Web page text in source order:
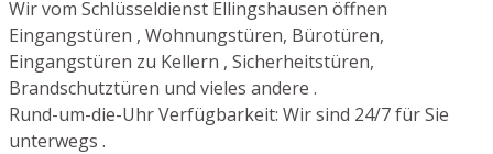
Wir vom Schlüsseldienst Ellingshausen öffnen
Eingangstüren , Wohnungstüren, Bürotüren,
Eingangstüren zu Kellern , Sicherheitstüren,
Brandschutztüren und vieles andere .
Rund-um-die-Uhr Verfügbarkeit: Wir sind 24/7 für Sie
unterwegs .